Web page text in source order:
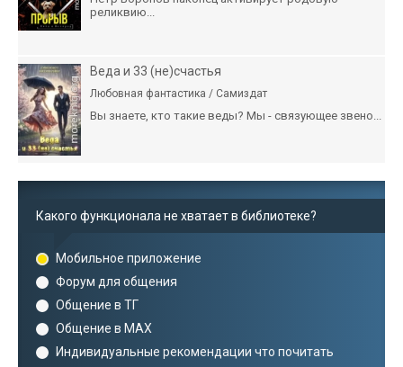
реликвию...
Веда и 33 (не)счастья
Любовная фантастика / Самиздат
Вы знаете, кто такие веды? Мы - связующее звено...
Какого функционала не хватает в библиотеке?
Мобильное приложение
Форум для общения
Общение в ТГ
Общение в MAX
Индивидуальные рекомендации что почитать